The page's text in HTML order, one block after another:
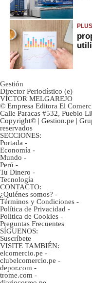
PLUS
Gestión
Director Periodístico (e)
VÍCTOR MELGAREJO
© Empresa Editora El
Calle Paracas #532, Pueblo
Copyright© | Gestion.pe |
reservados
SECCIONES:
Portada -
Economía -
Mundo -
Perú -
Tu Dinero -
Tecnología
CONTACTO:
¿Quiénes somos? -
Términos y Condiciones -
Política de Privacidad -
Politica de Cookies -
Preguntas Frecuentes
SÍGUENOS:
Suscríbete
VISITE TAMBIÉN:
elcomercio.pe -
clubelcomercio.pe -
depor.com -
trome.com -